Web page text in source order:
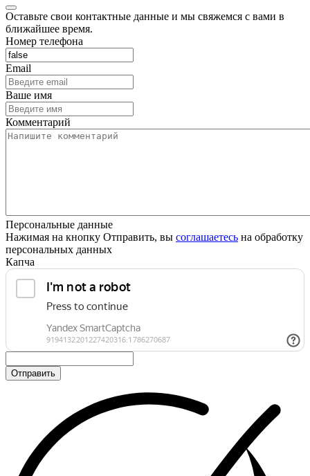
Оставьте свои контактные данные и мы свяжемся с вами в
ближайшее время.
Номер телефона
Email
Ваше имя
Комментарий
Персональные данные
Нажимая на кнопку Отправить, вы соглашаетесь на обработку
персональных данных
Капча
Отправить